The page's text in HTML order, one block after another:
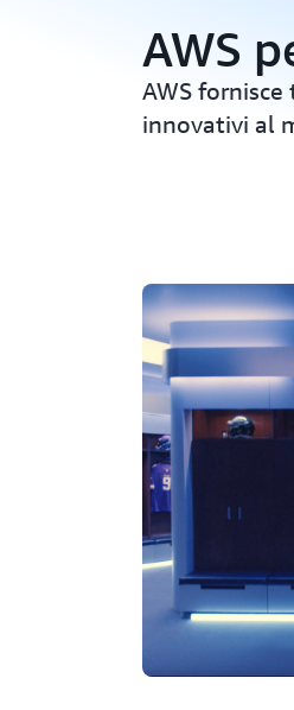
AWS
AWS
innovativi al